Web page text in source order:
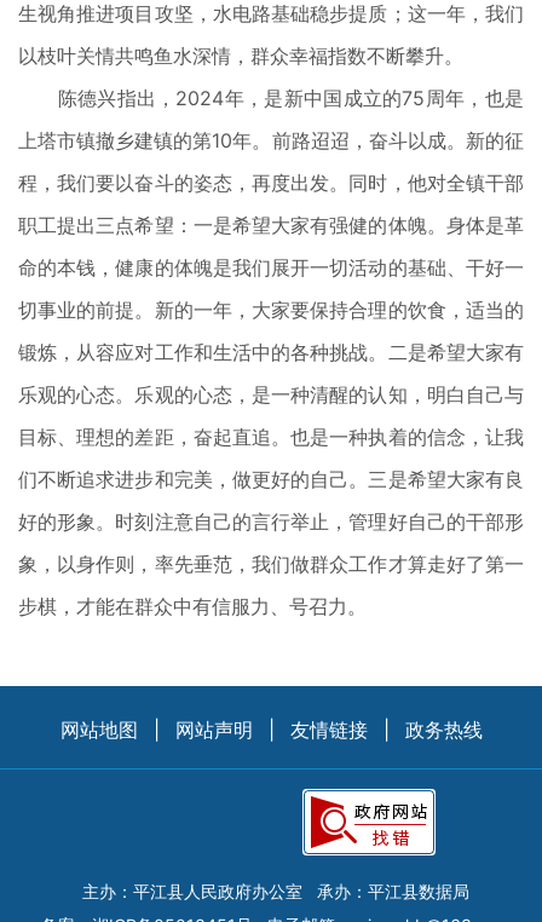
生视角推进项目攻坚，水电路基础稳步提质；这一年，我们
以枝叶关情共鸣鱼水深情，群众幸福指数不断攀升。
陈德兴指出，2024年，是新中国成立的75周年，也是
上塔市镇撤乡建镇的第10年。前路迢迢，奋斗以成。新的征
程，我们要以奋斗的姿态，再度出发。同时，他对全镇干部
职工提出三点希望：一是希望大家有强健的体魄。身体是革
命的本钱，健康的体魄是我们展开一切活动的基础、干好一
切事业的前提。新的一年，大家要保持合理的饮食，适当的
锻炼，从容应对工作和生活中的各种挑战。二是希望大家有
乐观的心态。乐观的心态，是一种清醒的认知，明白自己与
目标、理想的差距，奋起直追。也是一种执着的信念，让我
们不断追求进步和完美，做更好的自己。三是希望大家有良
好的形象。时刻注意自己的言行举止，管理好自己的干部形
象，以身作则，率先垂范，我们做群众工作才算走好了第一
步棋，才能在群众中有信服力、号召力。
网站地图 网站声明 友情链接 政务热线
主办：平江县人民政府办公室
承办：平江县数据局